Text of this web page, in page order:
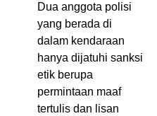
Dua anggota polisi
yang berada di
dalam kendaraan
hanya dijatuhi sanksi
etik berupa
permintaan maaf
tertulis dan lisan